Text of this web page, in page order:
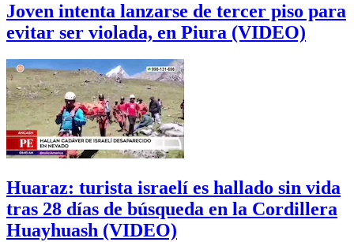
Joven intenta lanzarse de tercer piso para
evitar ser violada, en Piura (VIDEO)
Huaraz: turista israelí es hallado sin vida
tras 28 días de búsqueda en la Cordillera
Huayhuash (VIDEO)